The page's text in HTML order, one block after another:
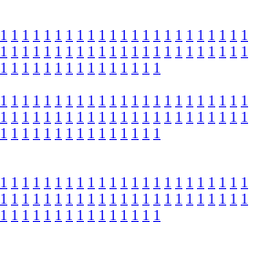
1 1 1 1 1 1 1 1 1 1 1 1 1 1 1 1 1 1 1 1 1 1 1
1 1 1 1 1 1 1 1 1 1 1 1 1 1 1 1 1 1 1 1 1 1 1
1 1 1 1 1 1 1 1 1 1 1 1 1 1 1
1 1 1 1 1 1 1 1 1 1 1 1 1 1 1 1 1 1 1 1 1 1 1
1 1 1 1 1 1 1 1 1 1 1 1 1 1 1 1 1 1 1 1 1 1 1
1 1 1 1 1 1 1 1 1 1 1 1 1 1 1
1 1 1 1 1 1 1 1 1 1 1 1 1 1 1 1 1 1 1 1 1 1 1
1 1 1 1 1 1 1 1 1 1 1 1 1 1 1 1 1 1 1 1 1 1 1
1 1 1 1 1 1 1 1 1 1 1 1 1 1 1